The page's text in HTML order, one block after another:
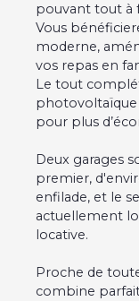
pouvant tout à
Vous
moderne,
vos repas en
Le tout
photovoltaïque
pour plus
Deux garages
premier,
enfilade, et le
actuellement
locative.
Proche de
combine